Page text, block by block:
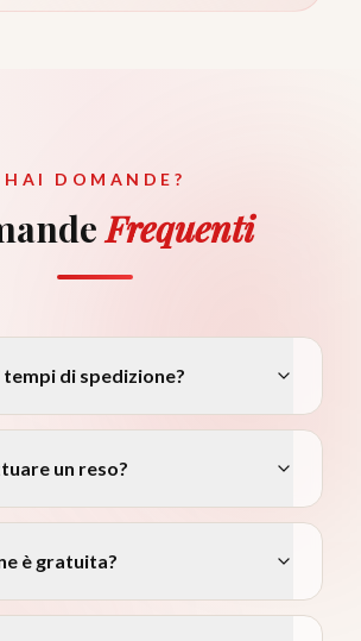
HAI DOMANDE?
Frequenti
tempi di spedizione?
un reso?
è gratuita?